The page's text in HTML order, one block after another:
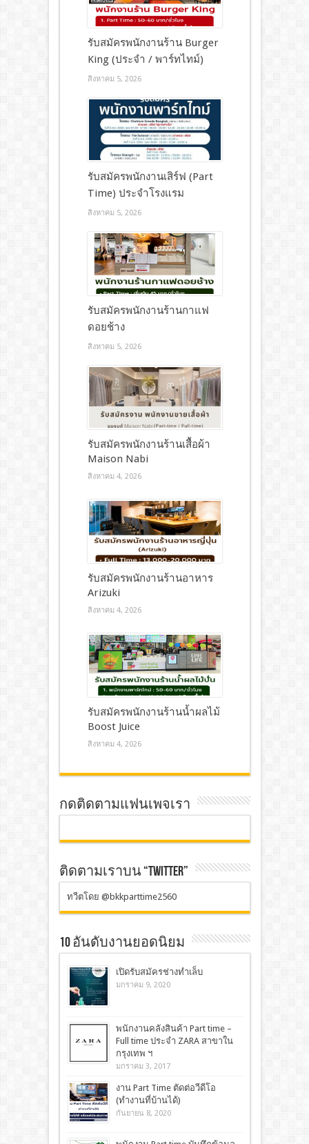
รับสมัครพนักงานร้าน Burger
King (ประจำ / พาร์ทไทม์)
สิงหาคม 5, 2026
รับสมัครพนักงานเสิร์ฟ (Part
Time) ประจำโรงแรม
สิงหาคม 5, 2026
รับสมัครพนักงานร้านกาแฟ
ดอยช้าง
สิงหาคม 5, 2026
รับสมัครพนักงานร้านเสื้อผ้า
Maison Nabi
สิงหาคม 4, 2026
รับสมัครพนักงานร้านอาหาร
Arizuki
สิงหาคม 4, 2026
รับสมัครพนักงานร้านน้ำผลไม้
Boost Juice
สิงหาคม 4, 2026
กดติดตามแฟนเพจเรา
ติดตามเราบน “TWITTER”
ทวีตโดย @bkkparttime2560
10 อันดับงานยอดนิยม
เปิดรับสมัครช่างทำเล็บ
มกราคม 9, 2020
พนักงานคลังสินค้า Part time –
Full time ประจำ ZARA สาขาใน
กรุงเทพ ฯ
มกราคม 3, 2017
งาน Part Time ตัดต่อวีดีโอ
(ทำงานที่บ้านได้)
กันยายน 8, 2020